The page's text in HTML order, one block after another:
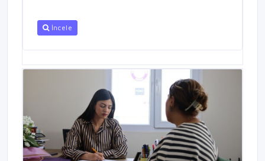
İncele